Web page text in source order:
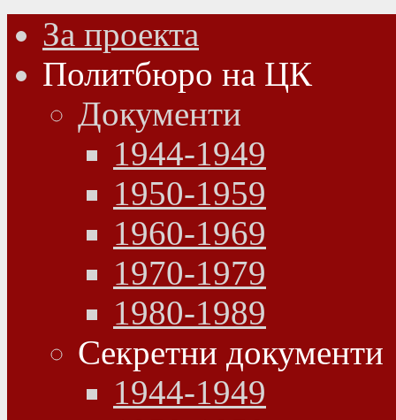
За проекта
Политбюро на ЦК
Документи
1944-1949
1950-1959
1960-1969
1970-1979
1980-1989
Секретни документи
1944-1949